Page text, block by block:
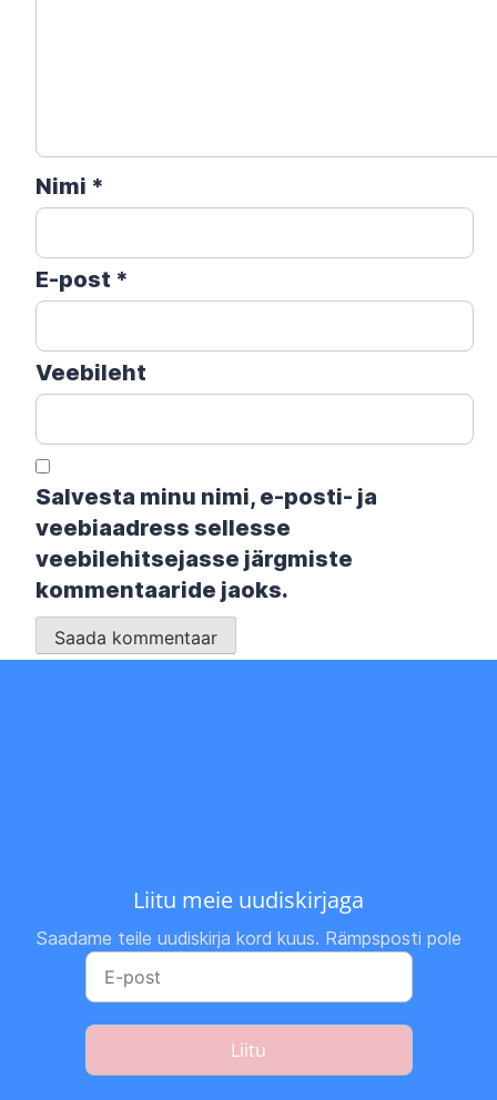
Nimi *
E-post *
Veebileht
Salvesta minu nimi, e-posti- ja
veebiaadress sellesse
veebilehitsejasse järgmiste
kommentaaride jaoks.
Liitu meie uudiskirjaga
Saadame teile uudiskirja kord kuus. Rämpsposti pole
Liitu